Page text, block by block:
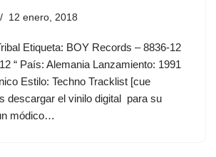
12 enero, 2018
Etiqueta: BOY Records – 8836-12
“ País: Alemania Lanzamiento: 1991
Estilo: Techno Tracklist [cue
descargar el vinilo digital para su
módico…